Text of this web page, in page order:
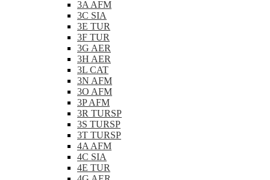
3A AFM
3C SIA
3E TUR
3F TUR
3G AER
3H AER
3L CAT
3N AFM
3O AFM
3P AFM
3R TURSP
3S TURSP
3T TURSP
4A AFM
4C SIA
4E TUR